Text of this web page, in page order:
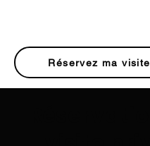
Réservez ma visite